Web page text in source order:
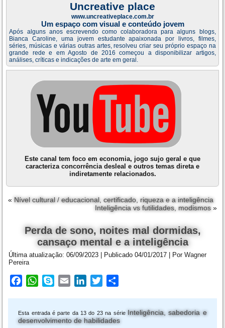
Uncreative place
www.uncreativeplace.com.br
Um espaço com visual e conteúdo jovem
Após alguns anos escrevendo como colaboradora para alguns blogs,
Bianca Caroline, uma jovem estudante apaixonada por livros, filmes,
séries, músicas e várias outras artes, resolveu criar seu próprio espaço na
grande rede e em Agosto de 2016 começou a disponibilizar artigos,
análises, críticas e indicações de arte em geral.
Este canal tem foco em economia, jogo sujo geral e que
caracteriza concorrência desleal e outros temas direta e
indiretamente relacionados.
« Nível cultural / educacional, certificado, riqueza e a inteligência
Inteligência vs futilidades, modismos»
Perda de sono, noites mal dormidas,
cansaço mental e a inteligência
Última atualização: 06/09/2023 Publicado 04/01/2017 Por Wagner
Pereira
FacebookWhatsApp
Skype Email LinkedInTwitter
Esta entrada é parte da 13 do 23 na série Inteligência, sabedoria e
desenvolvimento de habilidades